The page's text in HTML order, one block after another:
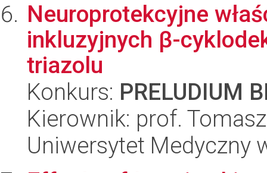
Neuroprotekcyjne
inkluzyjnych β-
triazolu
Konkurs: PRELUDIUM
Kierownik: prof.
Uniwersytet Medyczny